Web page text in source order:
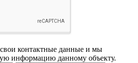
контактные данные и мы
информацию данному объекту.